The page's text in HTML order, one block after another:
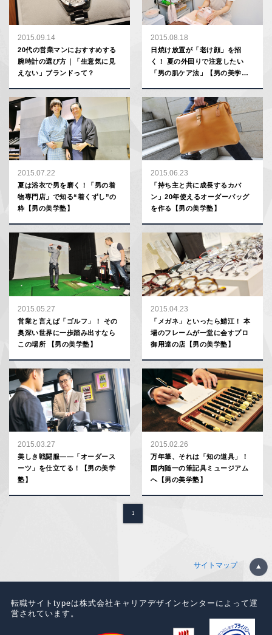
2015.09.14
20代の営業マンにおすすめする
腕時計の選び方｜「生意気に見
えない」ブランドって？
2015.08.18
日焼け放置が「老け顔」を招
く！ 夏の外回りで注意したい
「男の肌ケア法」【男の美学
2015.07.22
夏は浴衣で男を磨く！「男の着
物専門店」で知る“着くずし”の
粋【男の美学塾】
2015.06.23
「持ち主と共に成長するカバ
ン」20年使えるオーダーバッグ
を作る【男の美学塾】
2015.05.27
営業と言えば「ゴルフ」！ その
奥深い世界に一歩踏み出すなら
この場所 【男の美学塾】
2015.04.23
「メガネ」といったら鯖江！ 本
場のフレームが一堂に会すプロ
御用達の店【男の美学塾】
2015.03.27
美しき戦闘服――「オーダース
ーツ」を仕立てる！【男の美学
塾】
2015.02.26
万年筆、それは「知の道具」！
国内随一の筆記具ミュージアム
へ【男の美学塾】
1
サイトマップ
転職サイトtypeは株式会社キャリアデザインセンターによって運
営されています。